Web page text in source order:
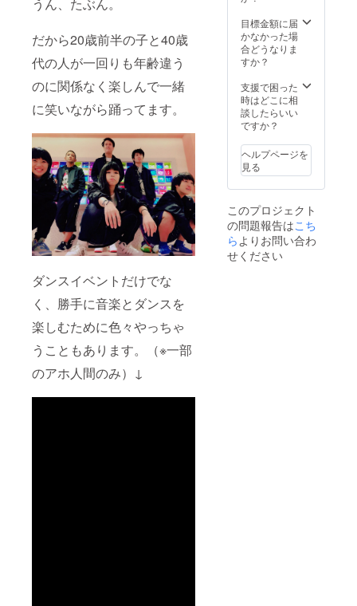
だから20歳前半の子と40歳
代の人が一回りも年齢違う
のに関係なく楽しんで一緒
に笑いながら踊ってます。
ダンスイベントだけでな
く、勝手に音楽とダンスを
楽しむために色々やっちゃ
うこともあります。（※一部
のアホ人間のみ）↓
目標金額に届
かなかった場
合どうなりま
すか？
支援で困った
時はどこに相
談したらいい
ですか？
ヘルプページを
見る
このプロジェクト
の問題報告はこち
らよりお問い合わ
せください